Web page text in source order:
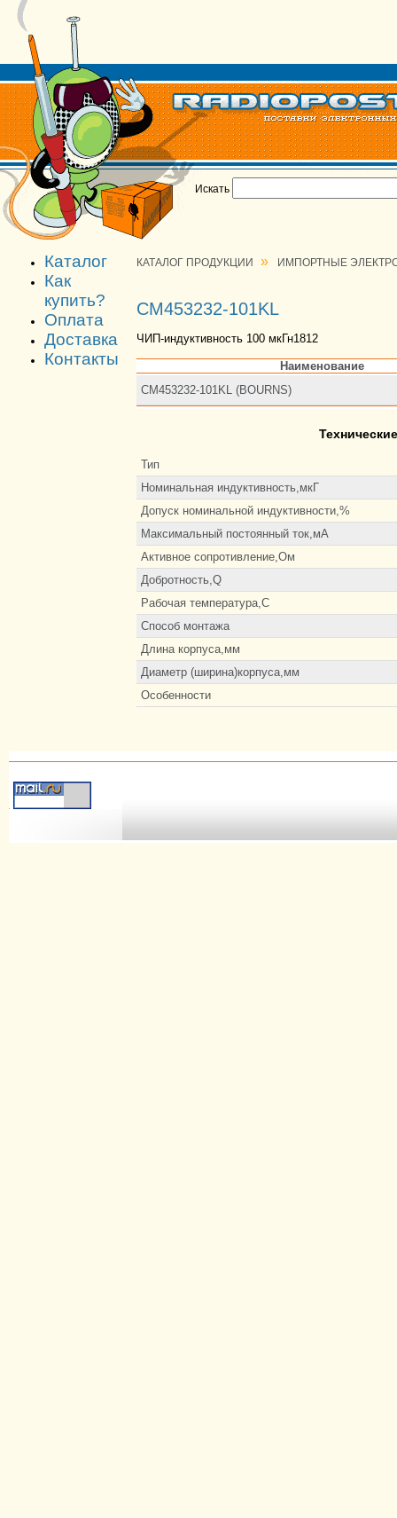
Искать
Каталог
Как
купить?
Оплата
Доставка
Контакты
КАТАЛОГ ПРОДУКЦИИ » ИМПОРТНЫЕ
CM453232-101KL
ЧИП-индуктивность 100 мкГн1812
Наименование
CM453232-101KL (BOURNS)
Тип
Номинальная индуктивность,мкГ
Допуск номинальной индуктивности,%
Максимальный постоянный ток,мА
Активное сопротивление,Ом
Добротность,Q
Рабочая температура,С
Способ монтажа
Длина корпуса,мм
Диаметр (ширина)корпуса,мм
Особенности